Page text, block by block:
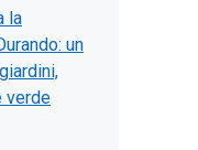
la
un
verde